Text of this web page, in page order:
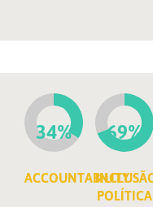
34%
ACCOUNTABILITY
69%
POLÍTICA